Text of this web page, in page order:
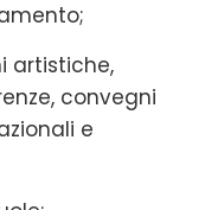
artistiche,
convegni
e